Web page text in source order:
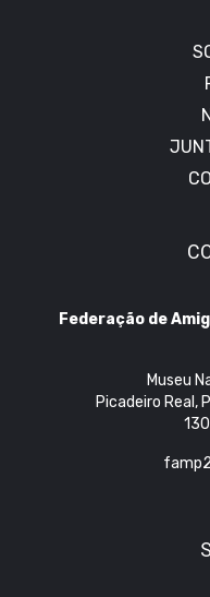
Federação de
Museu
Picadeiro Real,